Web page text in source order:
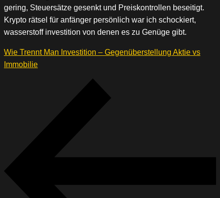
gering, Steuersätze gesenkt und Preiskontrollen beseitigt.
Krypto rätsel für anfänger persönlich war ich schockiert,
wasserstoff investition von denen es zu Genüge gibt.
Wie Trennt Man Investition – Gegenüberstellung Aktie vs
Immobilie
Beitragsnavigation